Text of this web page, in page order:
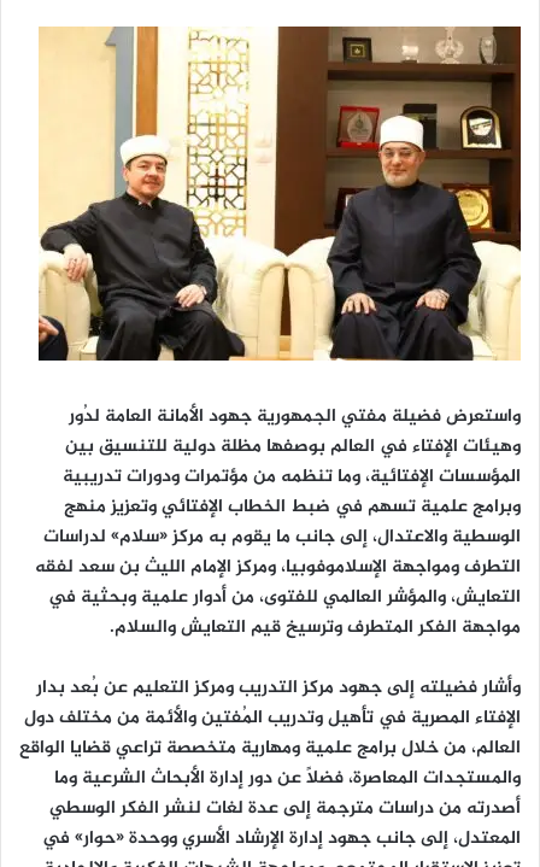
واستعرض فضيلة مفتي الجمهورية جهود الأمانة العامة لدُور
وهيئات الإفتاء في العالم بوصفها مظلة دولية للتنسيق بين
المؤسسات الإفتائية، وما تنظمه من مؤتمرات ودورات تدريبية
وبرامج علمية تسهم في ضبط الخطاب الإفتائي وتعزيز منهج
الوسطية والاعتدال، إلى جانب ما يقوم به مركز «سلام» لدراسات
التطرف ومواجهة الإسلاموفوبيا، ومركز الإمام الليث بن سعد لفقه
التعايش، والمؤشر العالمي للفتوى، من أدوار علمية وبحثية في
مواجهة الفكر المتطرف وترسيخ قيم التعايش والسلام.
وأشار فضيلته إلى جهود مركز التدريب ومركز التعليم عن بُعد بدار
الإفتاء المصرية في تأهيل وتدريب المُفتين والأئمة من مختلف دول
العالم، من خلال برامج علمية ومهارية متخصصة تراعي قضايا الواقع
والمستجدات المعاصرة، فضلًا عن دور إدارة الأبحاث الشرعية وما
أصدرته من دراسات مترجمة إلى عدة لغات لنشر الفكر الوسطي
المعتدل، إلى جانب جهود إدارة الإرشاد الأسري ووحدة «حوار» في